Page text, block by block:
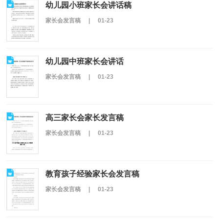
幼儿园小班家长会讲话稿
家长会发言稿 | 01-23
幼儿园中班家长会讲话
家长会发言稿 | 01-23
高三家长会家长发言稿
家长会发言稿 | 01-23
教育孩子经验家长会发言稿
家长会发言稿 | 01-23